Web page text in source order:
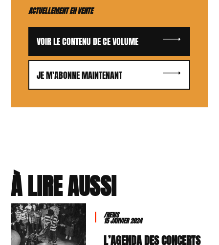
ACTUELLEMENT EN VENTE
VOIR LE CONTENU DE CE VOLUME
JE M'ABONNE MAINTENANT
À LIRE AUSSI
/NEWS
15 JANVIER 2024
L’AGENDA DES CONCERTS